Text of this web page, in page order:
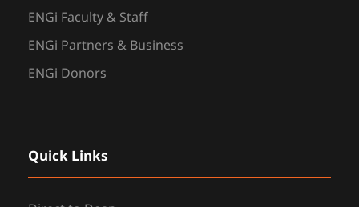
ENGi Faculty & Staff
ENGi Partners & Business
ENGi Donors
Quick Links